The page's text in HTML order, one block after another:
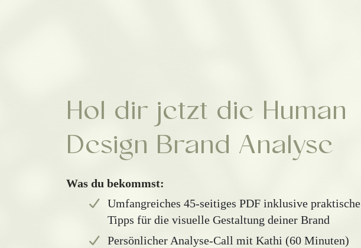
Hol dir jetzt die Human
Design Brand Analyse
Was du bekommst:
Umfangreiches 45-seitiges PDF inklusive praktische
Tipps für die visuelle Gestaltung deiner Brand
Persönlicher Analyse-Call mit Kathi (60 Minuten)